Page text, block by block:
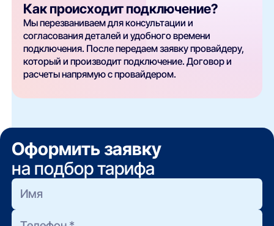
Как происходит подключение?
Мы перезваниваем для консультации и
согласования деталей и удобного времени
подключения. После передаем заявку провайдеру,
который и производит подключение. Договор и
расчеты напрямую с провайдером.
Оформить заявку
на подбор тарифа